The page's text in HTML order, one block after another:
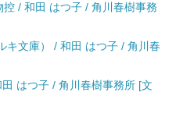
/ 和田 はつ子 / 角川春樹事務
キ文庫） / 和田 はつ子 / 角川春
はつ子 / 角川春樹事務所 [文